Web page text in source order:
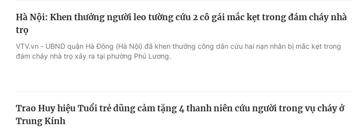
Hà Nội: Khen thưởng người leo tường cứu 2 cô gái mắc kẹt trong đám cháy nhà
trọ
VTV.vn - UBND quận Hà Đông (Hà Nội) đã khen thưởng công dân cứu hai nạn nhân bị mắc kẹt trong
đám cháy nhà trọ xảy ra tại phường Phú Lương.
Trao Huy hiệu Tuổi trẻ dũng cảm tặng 4 thanh niên cứu người trong vụ cháy ở
Trung Kính